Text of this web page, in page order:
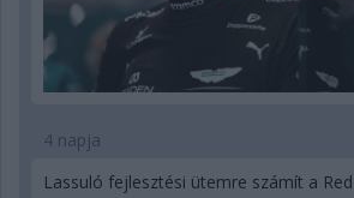
4 napja
Lassuló fejlesztési ütemre számít a